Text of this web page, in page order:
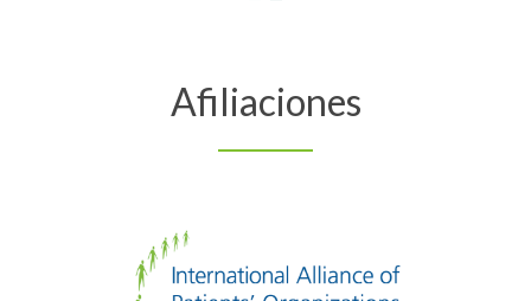
Afiliaciones